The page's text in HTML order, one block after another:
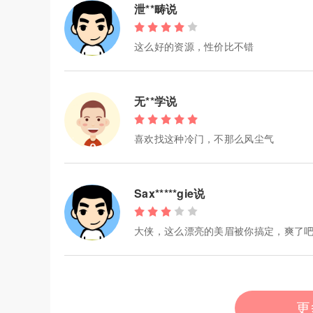
泄**畴说
这么好的资源，性价比不错
无**学说
喜欢找这种冷门，不那么风尘气
Sax*****gie说
大侠，这么漂亮的美眉被你搞定，爽了